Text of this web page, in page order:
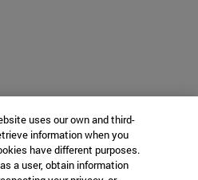
uses our own and third-
information when you
have different purposes.
a user, obtain information